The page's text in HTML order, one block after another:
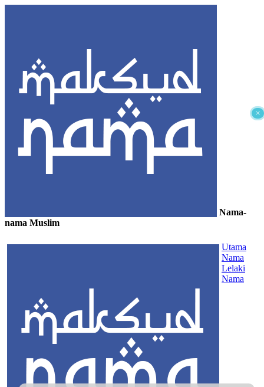
×
Nama-
nama Muslim
Utama
Nama
Lelaki
Nama